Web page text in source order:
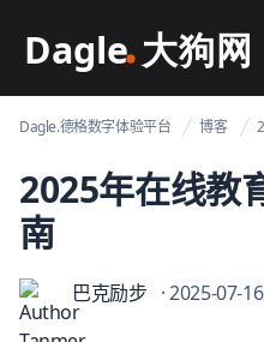
Dagle@数字体验管理
Dagle.德格数字体验平台 博客
2025年在线教
南
巴克励步 · 2025-07-